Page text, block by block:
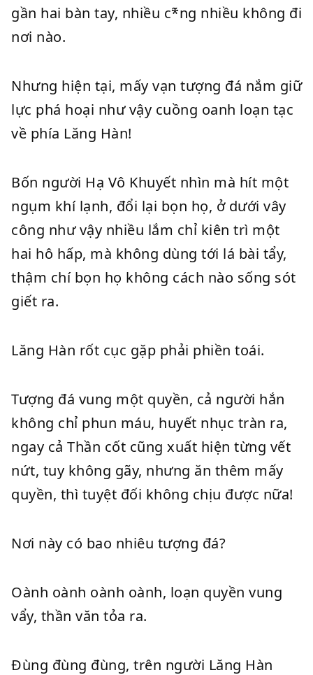
gần hai bàn tay, nhiều c*̃ng nhiều không đi
nơi nào.
Nhưng hiện tại, mấy vạn tượng đá nắm giữ
lực phá hoại như vậy cuồng oanh loạn tạc
về phía Lăng Hàn!
Bốn người Hạ Vô Khuyết nhìn mà hít một
ngụm khí lạnh, đổi lại bọn họ, ở dưới vây
công như vậy nhiều lắm chỉ kiên trì một
hai hô hấp, mà không dùng tới lá bài tẩy,
thậm chí bọn họ không cách nào sống sót
giết ra.
Lăng Hàn rốt cục gặp phải phiền toái.
Tượng đá vung một quyền, cả người hắn
không chỉ phun máu, huyết nhục tràn ra,
ngay cả Thần cốt cũng xuất hiện từng vết
nứt, tuy không gãy, nhưng ăn thêm mấy
quyền, thì tuyệt đối không chịu được nữa!
Nơi này có bao nhiêu tượng đá?
Oành oành oành oành, loạn quyền vung
vẩy, thần văn tỏa ra.
Đùng đùng đùng, trên người Lăng Hàn